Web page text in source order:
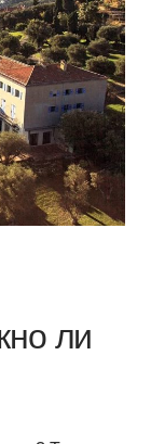
ли